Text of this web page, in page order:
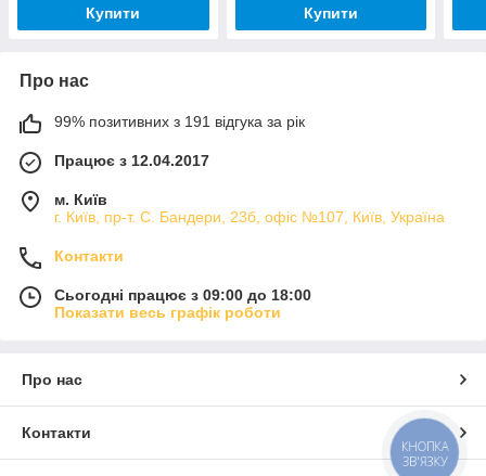
Купити Купити
Про нас
99% позитивних з 191 відгука за рік
Працює з 12.04.2017
м. Київ
г. Київ, пр-т. С. Бандери, 23б, офіс №107, Київ, Україна
Контакти
Сьогодні працює з 09:00 до 18:00
Показати весь графік роботи
Про нас
Контакти
КНОПКА
ЗВ'ЯЗКУ